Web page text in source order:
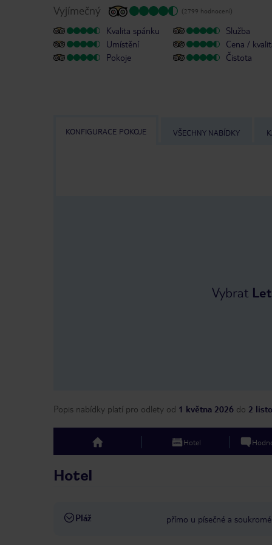
Vyjímečný (2799 hodnocení)
Kvalita spánku
Umístění
Pokoje
Služba
Cena /
Čistota
KONFIGURACE POKOJE VŠECHNY NABÍDKY
Vybrat
Popis nabídky platí pro odlety od 1 května 2026 do 2
top Hotel
Hotel
Pláž přímo u písečné a